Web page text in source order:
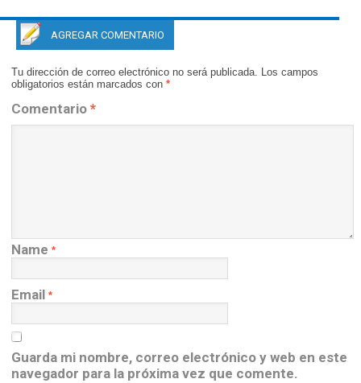
AGREGAR COMENTARIO
Tu dirección de correo electrónico no será publicada. Los campos
obligatorios están marcados con *
Comentario *
Name *
Email *
Guarda mi nombre, correo electrónico y web en este
navegador para la próxima vez que comente.